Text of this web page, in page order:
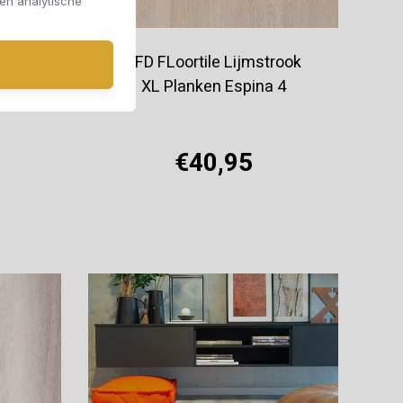
TFD FLoortile Lijmstrook
XL Planken Espina 4
€40,95